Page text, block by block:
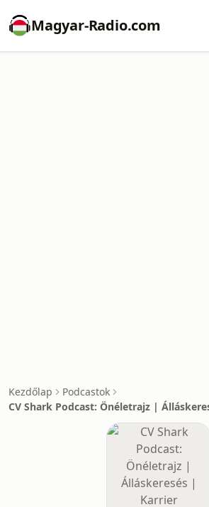
Magyar-Radio.com
Kezdőlap
Podcastok
CV Shark Podcast: Önéletrajz |